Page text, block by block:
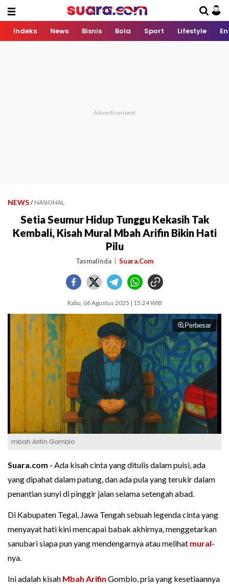
Indeks News Bisnis Bola Sport Lifestyle
NEWS / NASIONAL
Setia Seumur Hidup Tunggu Kekasih Tak
Kembali, Kisah Mural Mbah Arifin Bikin Hati
Pilu
Tasmalinda Suara.Com
Rabu, 06 Agustus 2025 | 15:24 WIB
Perbesar
mbah Arifin Gomblo
Suara.com - Ada kisah cinta yang ditulis dalam puisi, ada
yang dipahat dalam patung, dan ada pula yang terukir dalam
penantian sunyi di pinggir jalan selama setengah abad.
Di Kabupaten Tegal, Jawa Tengah sebuah legenda cinta yang
menyayat hati kini mencapai babak akhirnya, menggetarkan
sanubari siapa pun yang mendengarnya atau melihat mural-
nya.
Ini adalah kisah Mbah Arifin Gomblo, pria yang kesetiaannya